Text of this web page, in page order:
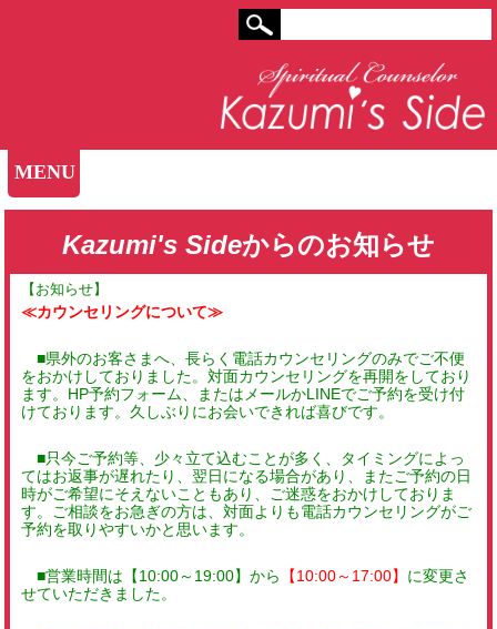
MENU
Kazumi's Sideからのお知らせ
【お知らせ】
≪カウンセリングについて≫
■県外のお客さまへ、長らく電話カウンセリングのみでご不便
をおかけしておりました。対面カウンセリングを再開をしており
ます。HP予約フォーム、またはメールかLINEでご予約を受け付
けております。久しぶりにお会いできれば喜びです。
■只今ご予約等、少々立て込むことが多く、タイミングによっ
てはお返事が遅れたり、翌日になる場合があり、またご予約の日
時がご希望にそえないこともあり、ご迷惑をおかけしておりま
す。ご相談をお急ぎの方は、対面よりも電話カウンセリングがご
予約を取りやすいかと思います。
■営業時間は【10:00～19:00】から 【10:00～17:00】 に変更さ
せていただきました。